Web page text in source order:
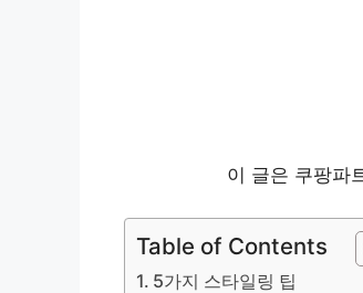
이 글은 쿠팡파
Table of Contents
5가지 스타일링 팁